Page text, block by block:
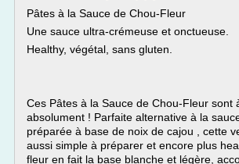
Pâtes à la Sauce de Chou-Fleur
Une sauce ultra-crémeuse et onctueuse.
Healthy, végétal, sans gluten.
Ces Pâtes à la Sauce de Chou-Fleur sont
absolument ! Parfaite alternative à la
préparée à base de noix de cajou , cette
aussi simple à préparer et encore plus
fleur en fait la base blanche et légère,